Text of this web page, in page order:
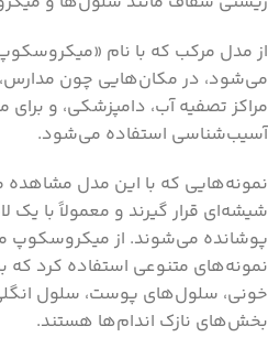
از مدل مرکب که با نام
می‌شود، در مکان‌هایی چون
مراکز تصفیه آب، دامپزشکی، و
آسیب‌شناسی استفاده می‌شود.
نمونه‌هایی که با این مدل مشاهده
شیشه‌ای قرار گیرند و معمولاً با
پوشانده می‌شوند. از میکروسکوپ
نمونه‌‌های متنوعی استفاده کرد
خونی، سلول‌‌های پوست، سلول
بخش‌‌های نازک اندام‌‌ها هستند.